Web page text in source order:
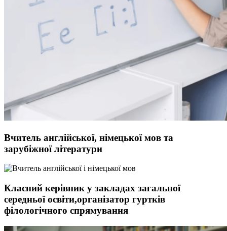
Вчитель англійської, німецької мов та
зарубіжної літератури
Класний керівник у закладах загальної
середньої освіти,організатор гуртків
філологічного спрямування